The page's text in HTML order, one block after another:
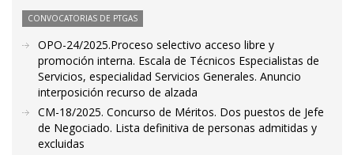
CONVOCATORIAS DE PTGAS
OPO-24/2025.Proceso selectivo acceso libre y
promoción interna. Escala de Técnicos Especialistas de
Servicios, especialidad Servicios Generales. Anuncio
interposición recurso de alzada
CM-18/2025. Concurso de Méritos. Dos puestos de Jefe
de Negociado. Lista definitiva de personas admitidas y
excluidas